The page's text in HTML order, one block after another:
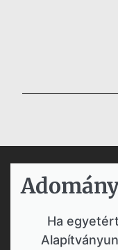
Ha egyetért